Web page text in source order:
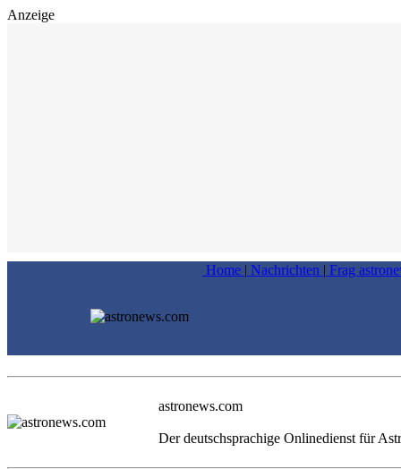
Anzeige
Home | Nachrichten | Frag
astronews.com
Der deutschsprachige Onlinedienst für